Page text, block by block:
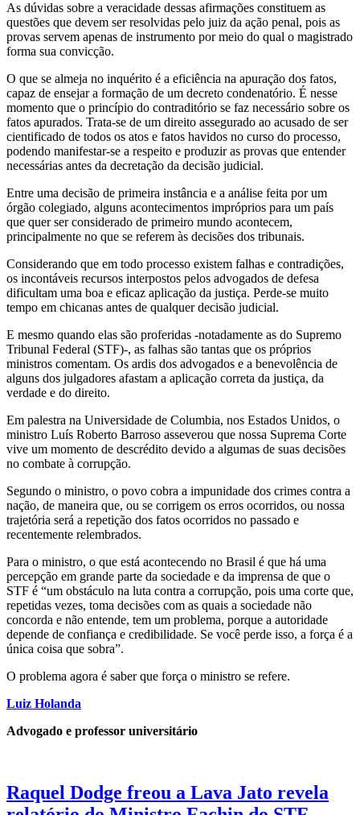
As dúvidas sobre a veracidade dessas afirmações constituem as
questões que devem ser resolvidas pelo juiz da ação penal, pois as
provas servem apenas de instrumento por meio do qual o magistrado
forma sua convicção.
O que se almeja no inquérito é a eficiência na apuração dos fatos,
capaz de ensejar a formação de um decreto condenatório. É nesse
momento que o princípio do contraditório se faz necessário sobre os
fatos apurados. Trata-se de um direito assegurado ao acusado de ser
cientificado de todos os atos e fatos havidos no curso do processo,
podendo manifestar-se a respeito e produzir as provas que entender
necessárias antes da decretação da decisão judicial.
Entre uma decisão de primeira instância e a análise feita por um
órgão colegiado, alguns acontecimentos impróprios para um país
que quer ser considerado de primeiro mundo acontecem,
principalmente no que se referem às decisões dos tribunais.
Considerando que em todo processo existem falhas e contradições,
os incontáveis recursos interpostos pelos advogados de defesa
dificultam uma boa e eficaz aplicação da justiça. Perde-se muito
tempo em chicanas antes de qualquer decisão judicial.
E mesmo quando elas são proferidas -notadamente as do Supremo
Tribunal Federal (STF)-, as falhas são tantas que os próprios
ministros comentam. Os ardis dos advogados e a benevolência de
alguns dos julgadores afastam a aplicação correta da justiça, da
verdade e do direito.
Em palestra na Universidade de Columbia, nos Estados Unidos, o
ministro Luís Roberto Barroso asseverou que nossa Suprema Corte
vive um momento de descrédito devido a algumas de suas decisões
no combate à corrupção.
Segundo o ministro, o povo cobra a impunidade dos crimes contra a
nação, de maneira que, ou se corrigem os erros ocorridos, ou nossa
trajetória será a repetição dos fatos ocorridos no passado e
recentemente relembrados.
Para o ministro, o que está acontecendo no Brasil é que há uma
percepção em grande parte da sociedade e da imprensa de que o
STF é “um obstáculo na luta contra a corrupção, pois uma corte que,
repetidas vezes, toma decisões com as quais a sociedade não
concorda e não entende, tem um problema, porque a autoridade
depende de confiança e credibilidade. Se você perde isso, a força é a
única coisa que sobra”.
O problema agora é saber que força o ministro se refere.
Luiz Holanda
Advogado e professor universitário
Raquel Dodge freou a Lava Jato revela